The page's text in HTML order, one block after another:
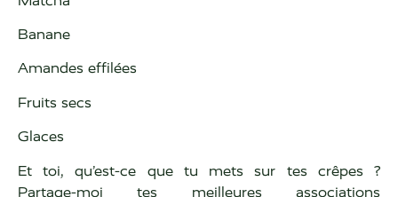
Banane
Amandes effilées
Fruits secs
Glaces
Et toi, qu’est-ce que tu mets sur tes crêpes ?
Partage-moi tes meilleures associations